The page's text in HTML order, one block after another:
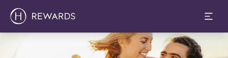
Слайд 1 з 1